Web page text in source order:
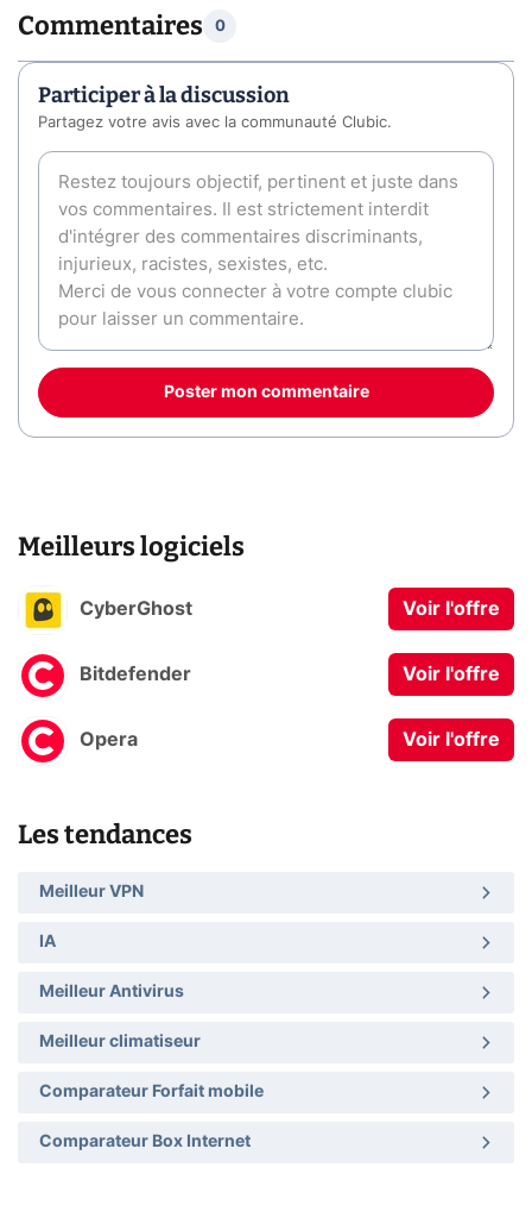
Commentaires 0
Participer à la discussion
Partagez votre avis avec la communauté Clubic.
Poster mon commentaire
Meilleurs logiciels
CyberGhost Voir l'offre
Bitdefender Voir l'offre
Opera Voir l'offre
Les tendances
Meilleur VPN
IA
Meilleur Antivirus
Meilleur climatiseur
Comparateur Forfait mobile
Comparateur Box Internet